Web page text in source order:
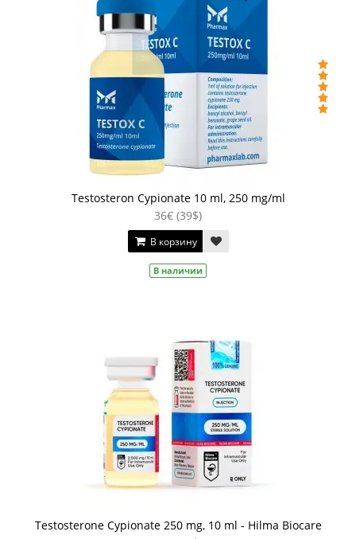
Testosteron Cypionate 10 ml, 250 mg/ml
36€ (39$)
В корзину
В наличии
Testosterone Cypionate 250 mg, 10 ml - Hilma Biocare